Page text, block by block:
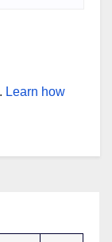
Learn how